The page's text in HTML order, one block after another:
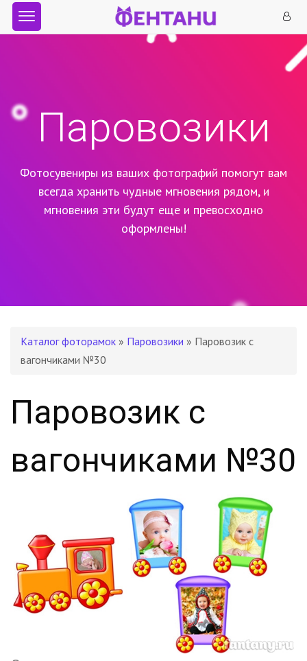
Паровозики
Фотосувениры из ваших фотографий помогут вам
всегда хранить чудные мгновения рядом, и
мгновения эти будут еще и превосходно
оформлены!
Каталог фоторамок » Паровозики » Паровозик с
вагончиками №30
Паровозик с
вагончиками №30